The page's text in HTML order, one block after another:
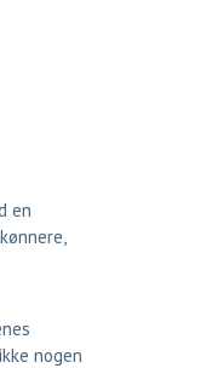
en
nogen